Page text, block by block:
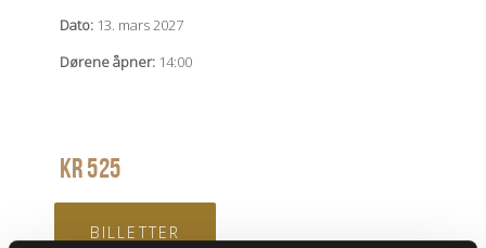
Dato: 13. mars 2027
Dørene åpner: 14:00
KR525
BILLETTER